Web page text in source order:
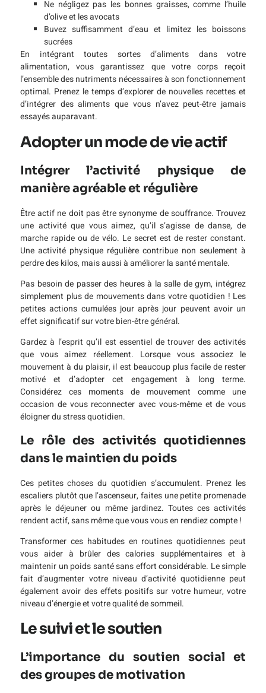
Ne négligez pas les bonnes graisses, comme l’huile
d’olive et les avocats
Buvez suffisamment d’eau et limitez les boissons
sucrées
En intégrant toutes sortes d’aliments dans votre
alimentation, vous garantissez que votre corps reçoit
l’ensemble des nutriments nécessaires à son fonctionnement
optimal. Prenez le temps d’explorer de nouvelles recettes et
d’intégrer des aliments que vous n’avez peut-être jamais
essayés auparavant.
Adopter un mode de vie actif
Intégrer l’activité physique de
manière agréable et régulière
Être actif ne doit pas être synonyme de souffrance. Trouvez
une activité que vous aimez, qu’il s’agisse de danse, de
marche rapide ou de vélo. Le secret est de rester constant.
Une activité physique régulière contribue non seulement à
perdre des kilos, mais aussi à améliorer la santé mentale.
Pas besoin de passer des heures à la salle de gym, intégrez
simplement plus de mouvements dans votre quotidien ! Les
petites actions cumulées jour après jour peuvent avoir un
effet significatif sur votre bien-être général.
Gardez à l’esprit qu’il est essentiel de trouver des activités
que vous aimez réellement. Lorsque vous associez le
mouvement à du plaisir, il est beaucoup plus facile de rester
motivé et d’adopter cet engagement à long terme.
Considérez ces moments de mouvement comme une
occasion de vous reconnecter avec vous-même et de vous
éloigner du stress quotidien.
Le rôle des activités quotidiennes
dans le maintien du poids
Ces petites choses du quotidien s’accumulent. Prenez les
escaliers plutôt que l’ascenseur, faites une petite promenade
après le déjeuner ou même jardinez. Toutes ces activités
rendent actif, sans même que vous vous en rendiez compte !
Transformer ces habitudes en routines quotidiennes peut
vous aider à brûler des calories supplémentaires et à
maintenir un poids santé sans effort considérable. Le simple
fait d’augmenter votre niveau d’activité quotidienne peut
également avoir des effets positifs sur votre humeur, votre
niveau d’énergie et votre qualité de sommeil.
Le suivi et le soutien
L’importance du soutien social et
des groupes de motivation